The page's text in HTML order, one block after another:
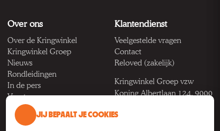
Over ons
Over de Kringwinkel
Kringwinkel Groep
Nieuws
Rondleidingen
In de pers
Vacatures
Klantendienst
Veelgestelde vragen
Contact
Reloved (zakelijk)
Kringwinkel Groep vzw
Koning Albertlaan 124, 9000
BTW BE 1033.922.208
JIJ BEPAALT JE COOKIES